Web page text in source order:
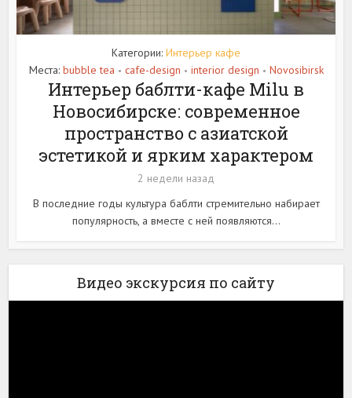
Категории: Интерьер кафе
Места: bubble tea • cafe-design • interior design • Novosibirsk
Интерьер баблти-кафе Milu в
Новосибирске: современное
пространство с азиатской
эстетикой и ярким характером
2 недели назад
В последние годы культура баблти стремительно набирает
популярность, а вместе с ней появляются...
Видео экскурсия по сайту